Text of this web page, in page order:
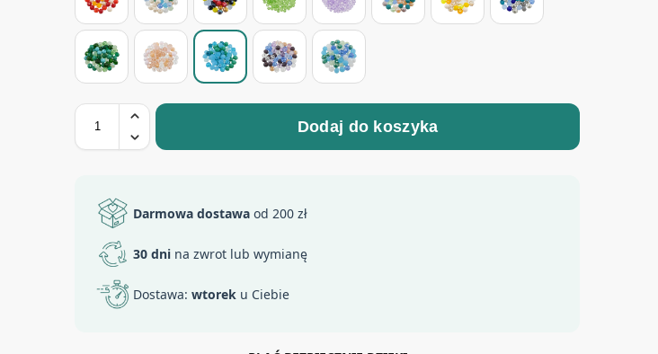
Dodaj do koszyka
Darmowa dostawa od 200 zł
30 dni na zwrot lub wymianę
Dostawa:wtorek u Ciebie